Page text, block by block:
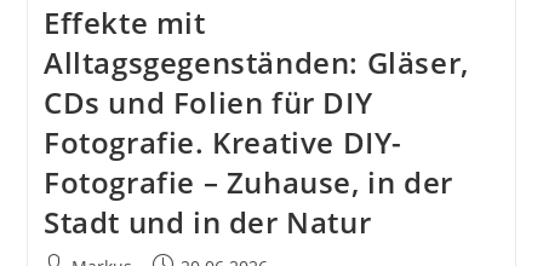
Effekte mit
Alltagsgegenständen: Gläser,
CDs und Folien für DIY
Fotografie. Kreative DIY-
Fotografie – Zuhause, in der
Stadt und in der Natur